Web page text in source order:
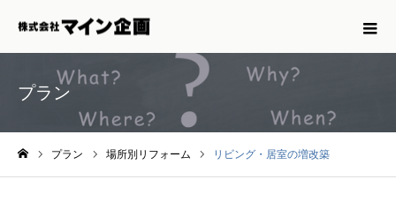
プラン
プラン 場所別リフォーム リビング・居室の増改築